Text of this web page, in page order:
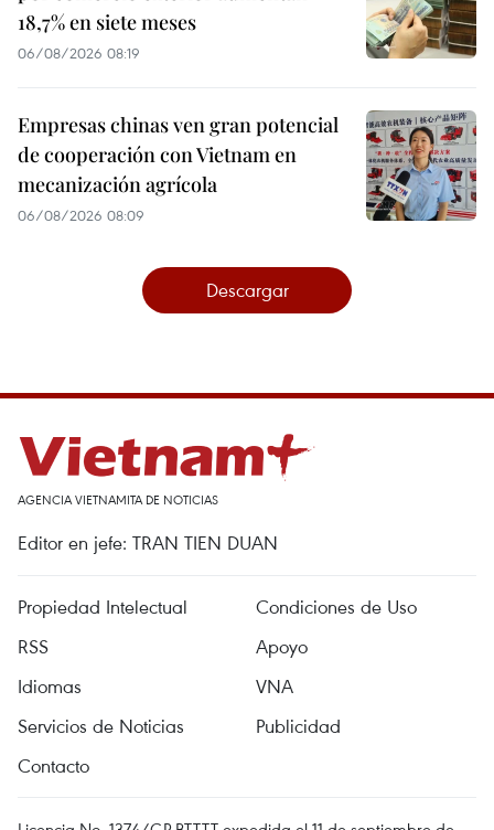
18,7% en siete meses
06/08/2026 08:19
Empresas chinas ven gran potencial
de cooperación con Vietnam en
mecanización agrícola
06/08/2026 08:09
Descargar
AGENCIA VIETNAMITA DE NOTICIAS
Editor en jefe: TRAN TIEN DUAN
Propiedad Intelectual
Condiciones de Uso
RSS
Apoyo
Idiomas
VNA
Servicios de Noticias
Publicidad
Contacto